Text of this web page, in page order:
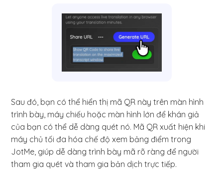
Sau đó, bạn có thể hiển thị mã QR này trên màn hình
trình bày, máy chiếu hoặc màn hình lớn để khán giả
của bạn có thể dễ dàng quét nó. Mã QR xuất hiện khi
máy chủ tối đa hóa chế độ xem bảng điểm trong
JotMe, giúp dễ dàng trình bày mã rõ ràng để người
tham gia quét và tham gia bản dịch trực tiếp.